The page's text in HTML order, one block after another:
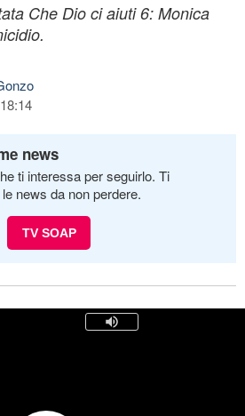
Che Dio ci aiuti 6: Monica
news
ti interessa per seguirlo. Ti
news da non perdere.
TV SOAP